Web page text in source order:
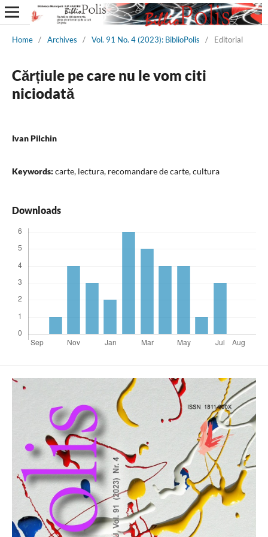
Home / Archives / Vol. 91 No. 4 (2023): BiblioPolis / Editorial
Cărțiule pe care nu le vom citi
niciodată
Ivan Pilchin
Keywords: carte, lectura, recomandare de carte, cultura
Downloads